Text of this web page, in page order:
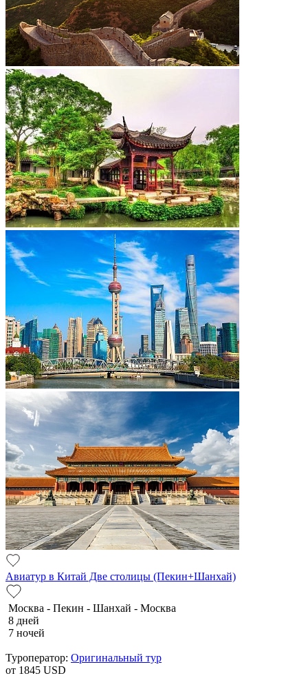
Авиатур в Китай Две столицы (Пекин+Шанхай)
Москва - Пекин - Шанхай - Москва
8 дней
7 ночей
Туроператор: Оригинальный тур
от 1845 USD